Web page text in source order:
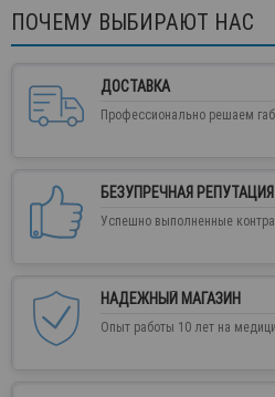
ПОЧЕМУ ВЫБИРАЮТ НАС
ДОСТАВКА
Профессионально решаем
БЕЗУПРЕЧНАЯ РЕПУТАЦИЯ
Успешно выполненные
НАДЕЖНЫЙ МАГАЗИН
Опыт работы 10 лет на